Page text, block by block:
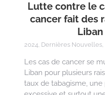
Lutte contre le
cancer fait des
Liban
2024, Dernières Nouvelles,
Les cas de cancer se
Liban pour plusieurs
taux de tabagisme,